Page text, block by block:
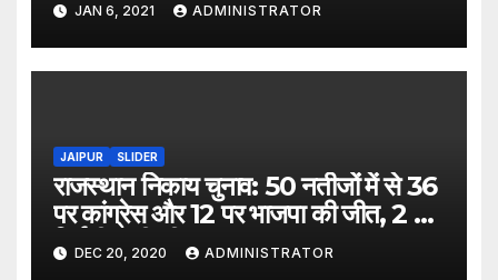
JAN 6, 2021 ADMINISTRATOR
JAIPUR SLIDER
राजस्थान निकाय चुनाव: 50 नतीजों में से 36
पर कांग्रेस और 12 पर भाजपा की जीत, 2 पर
निर्दलीय की जीत
DEC 20, 2020 ADMINISTRATOR